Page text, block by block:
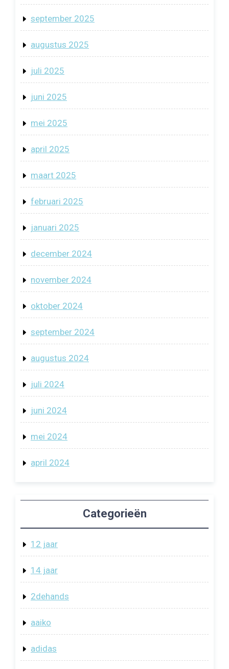
september 2025
augustus 2025
juli 2025
juni 2025
mei 2025
april 2025
maart 2025
februari 2025
januari 2025
december 2024
november 2024
oktober 2024
september 2024
augustus 2024
juli 2024
juni 2024
mei 2024
april 2024
Categorieën
12 jaar
14 jaar
2dehands
aaiko
adidas